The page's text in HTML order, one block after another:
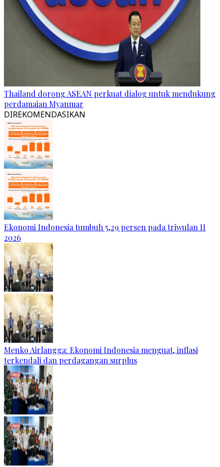
Thailand dorong ASEAN perkuat dialog untuk mendukung
perdamaian Myanmar
DIREKOMENDASIKAN
Ekonomi Indonesia tumbuh 5,29 persen pada triwulan II
2026
Menko Airlangga: Ekonomi Indonesia menguat, inflasi
terkendali dan perdagangan surplus